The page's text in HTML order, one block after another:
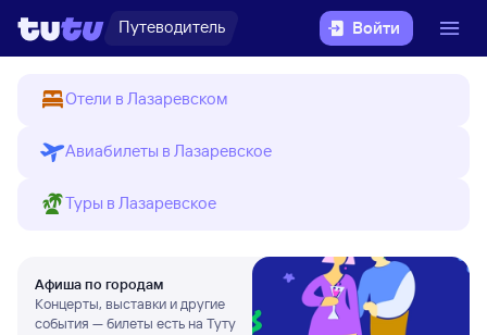
Путеводитель Войти
Отели в Лазаревском
Авиабилеты в Лазаревское
Туры в Лазаревское
Афиша по городам
Концерты, выставки и другие
события — билеты есть на Туту